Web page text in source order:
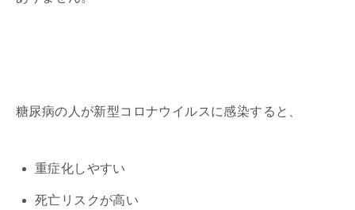
糖尿病の人が新型コロナウイルスに感染すると、
重症化しやすい
死亡リスクが高い